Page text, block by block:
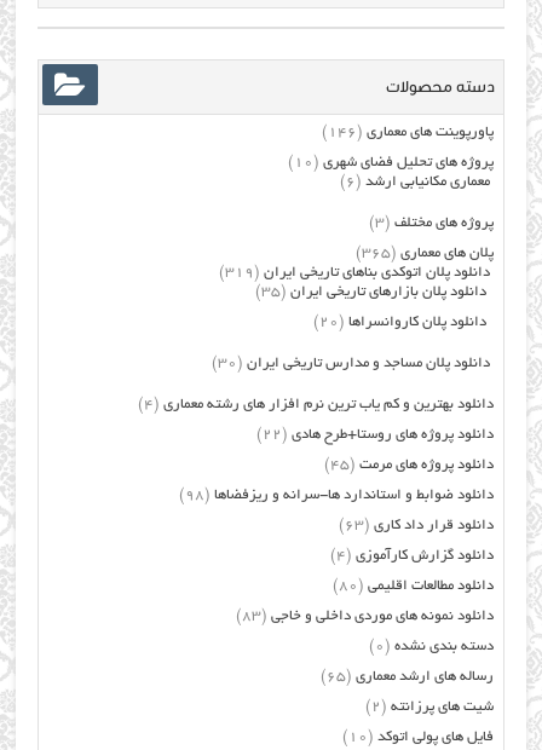
دسته محصولات
پاورپوینت های معماری (146)
پروژه های تحلیل فضای شهری (10)
معماری مکانیابی ارشد (6)
پروژه های مختلف (3)
پلان های معماری (365)
دانلود پلان اتوکدی بناهای تاریخی ایران (319)
دانلود پلان بازارهای تاریخی ایران (35)
دانلود پلان کاروانسراها (20)
دانلود پلان مساجد و مدارس تاریخی ایران (30)
دانلود بهترین و کم یاب ترین نرم افزار های رشته معماری (4)
دانلود پروژه های روستا+طرح هادی (22)
دانلود پروژه های مرمت (45)
دانلود ضوابط و استاندارد ها-سرانه و ریزفضاها (98)
دانلود قرار داد کاری (63)
دانلود گزارش کارآموزی (4)
دانلود مطالعات اقلیمی (80)
دانلود نمونه های موردی داخلی و خاجی (83)
دسته بندی نشده (0)
رساله های ارشد معماری (65)
شیت های پرزانته (2)
فایل های پولی اتوکد (10)